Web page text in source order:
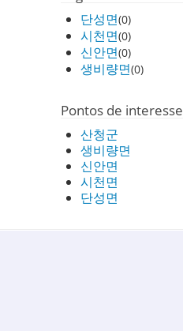
단성면(0)
시천면(0)
신안면(0)
생비량면(0)
Pontos de interesse
산청군
생비량면
신안면
시천면
단성면